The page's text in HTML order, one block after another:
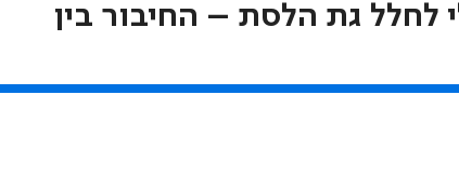
גת הלסת – החיבור בין